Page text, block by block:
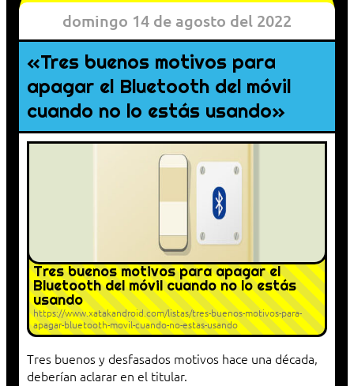
domingo 14 de agosto del 2022
«Tres buenos motivos para
apagar el Bluetooth del móvil
cuando no lo estás usando»
Tres buenos motivos para apagar el
Bluetooth del móvil cuando no lo estás
usando
https://www.xatakandroid.com/listas/tres-buenos-motivos-para-
apagar-bluetooth-movil-cuando-no-estas-usando
Tres buenos y desfasados motivos hace una década,
deberían aclarar en el titular.